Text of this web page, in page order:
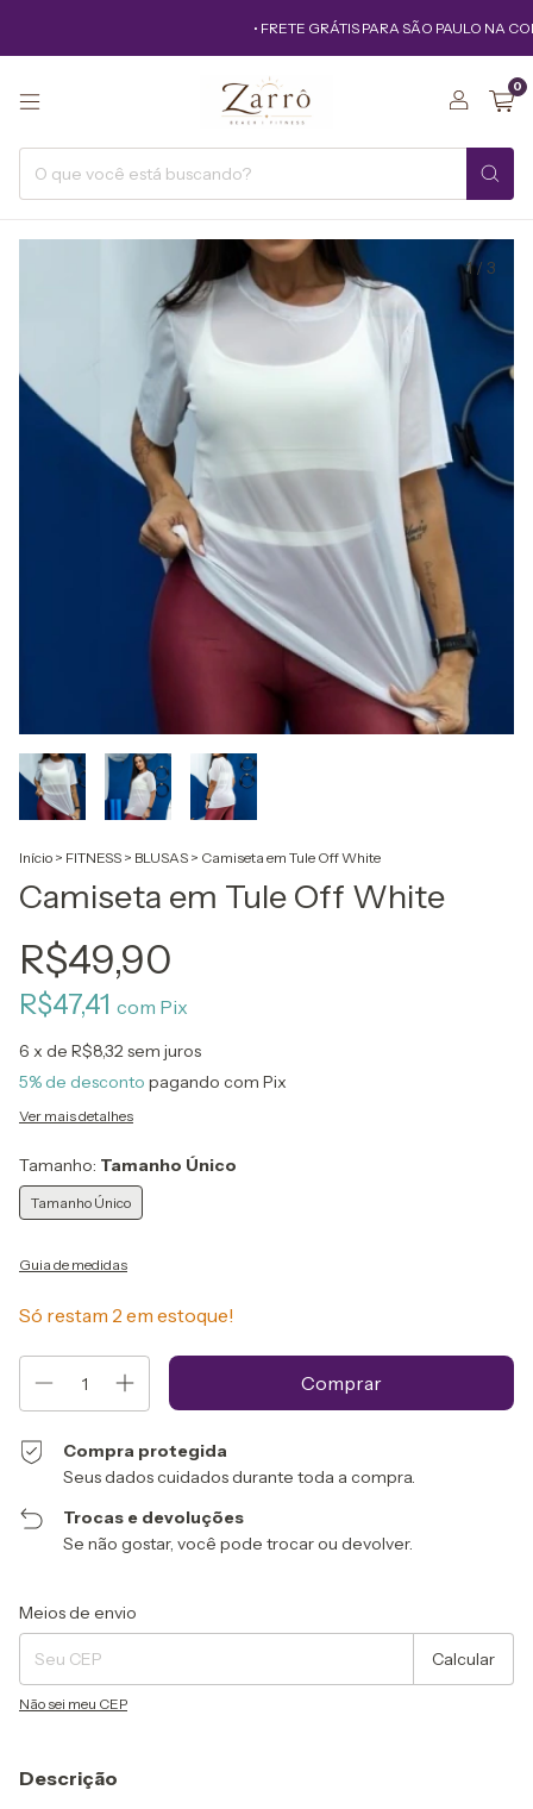
• FRETE GRÁTIS PARA SÃO PAULO NA
0
1/ 3
Início > FITNESS > BLUSAS > Camiseta em Tule Off White
Camiseta em Tule Off White
R$49,90
R$47,41 com Pix
6 x de R$8,32sem juros
5% de desconto pagando com Pix
Ver mais detalhes
Tamanho: Tamanho Único
Tamanho Único
Guia de medidas
Só restam 2 em estoque!
Compra protegida
Seus dados cuidados durante toda a compra.
Trocas e devoluções
Se não gostar, você pode trocar ou devolver.
Entregas para o CEP:
Meios de envio
Calcular
Não sei meu CEP
Descrição